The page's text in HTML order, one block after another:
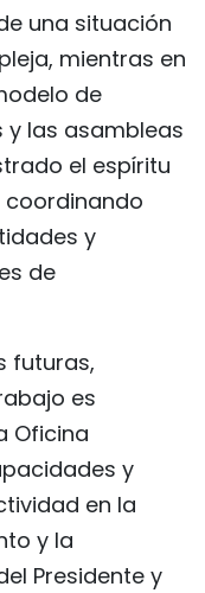
una situación
mientras en
de
y las asambleas
el espíritu
coordinando
y
de
futuras,
es
Oficina
y
en la
y la
Presidente y